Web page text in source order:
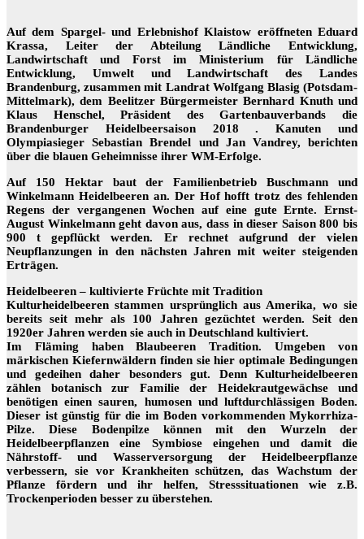
Auf dem Spargel- und Erlebnishof Klaistow eröffneten Eduard
Krassa, Leiter der Abteilung Ländliche Entwicklung,
Landwirtschaft und Forst im Ministerium für Ländliche
Entwicklung, Umwelt und Landwirtschaft des Landes
Brandenburg, zusammen mit Landrat Wolfgang Blasig (Potsdam-
Mittelmark), dem Beelitzer Bürgermeister Bernhard Knuth und
Klaus Henschel, Präsident des Gartenbauverbands die
Brandenburger Heidelbeersaison 2018 . Kanuten und
Olympiasieger Sebastian Brendel und Jan Vandrey, berichten
über die blauen Geheimnisse ihrer WM-Erfolge.
Auf 150 Hektar baut der Familienbetrieb Buschmann und
Winkelmann Heidelbeeren an. Der Hof hofft trotz des fehlenden
Regens der vergangenen Wochen auf eine gute Ernte. Ernst-
August Winkelmann geht davon aus, dass in dieser Saison 800 bis
900 t gepflückt werden. Er rechnet aufgrund der vielen
Neupflanzungen in den nächsten Jahren mit weiter steigenden
Erträgen.
Heidelbeeren – kultivierte Früchte mit Tradition
Kulturheidelbeeren stammen ursprünglich aus Amerika, wo sie
bereits seit mehr als 100 Jahren gezüchtet werden. Seit den
1920er Jahren werden sie auch in Deutschland kultiviert.
Im Fläming haben Blaubeeren Tradition. Umgeben von
märkischen Kiefernwäldern finden sie hier optimale Bedingungen
und gedeihen daher besonders gut. Denn Kulturheidelbeeren
zählen botanisch zur Familie der Heidekrautgewächse und
benötigen einen sauren, humosen und luftdurchlässigen Boden.
Dieser ist günstig für die im Boden vorkommenden Mykorrhiza-
Pilze. Diese Bodenpilze können mit den Wurzeln der
Heidelbeerpflanzen eine Symbiose eingehen und damit die
Nährstoff- und Wasserversorgung der Heidelbeerpflanze
verbessern, sie vor Krankheiten schützen, das Wachstum der
Pflanze fördern und ihr helfen, Stresssituationen wie z.B.
Trockenperioden besser zu überstehen.